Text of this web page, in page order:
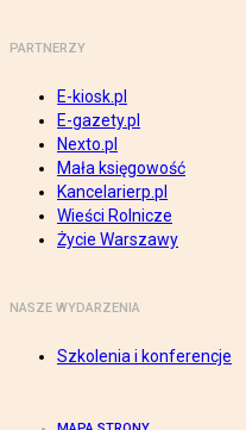
PARTNERZY
E-kiosk.pl
E-gazety.pl
Nexto.pl
Mała księgowość
Kancelarierp.pl
Wieści Rolnicze
Życie Warszawy
NASZE WYDARZENIA
Szkolenia i konferencje